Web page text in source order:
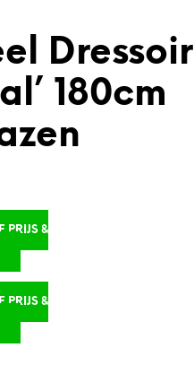
Dressoir
180cm
PRIJS &
PRIJS &